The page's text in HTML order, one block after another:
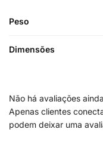
Peso
Dimensões
Não há avaliações
Apenas clientes
podem deixar uma